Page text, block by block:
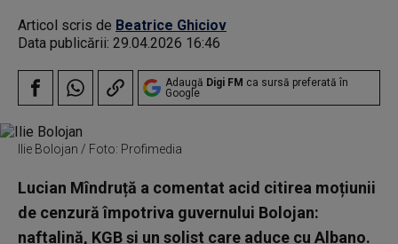
Articol scris de Beatrice Ghiciov
Data publicării: 29.04.2026 16:46
Adaugă Digi FM ca sursă preferată în
Google
Ilie Bolojan / Foto: Profimedia
Lucian Mîndruță a comentat acid citirea moțiunii
de cenzură împotriva guvernului Bolojan:
naftalină, KGB și un solist care aduce cu Albano.